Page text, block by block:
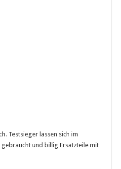
Testsieger lassen sich im
und billig Ersatzteile mit